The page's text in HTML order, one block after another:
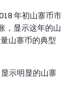
年初山寨币市
，显示这年的山
山寨币的典型
示明显的山寨